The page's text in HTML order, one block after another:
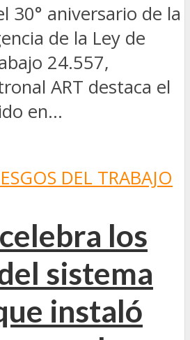
30° aniversario de la
de la Ley de
24.557,
ART destaca el
en...
DEL TRABAJO
los
sistema
instaló